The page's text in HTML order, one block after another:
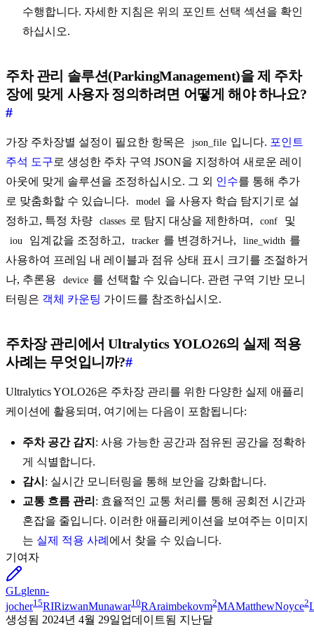
수행합니다. 자세한 지침은 위의 포인트 선택 섹션을 확인
하십시오.
주차 관리 솔루션(ParkingManagement)을 제 주차
장에 맞게 사용자 정의하려면 어떻게 해야 하나요?
#
가장 주차장별 설정이 필요한 항목은 json_file 입니다. 포인트
주석 도구로 생성한 주차 구역 JSON을 지정하여 새로운 레이
아웃에 맞게 솔루션을 조정하십시오. 그 외 인수를 통해 추가
로 맞춤화할 수 있습니다.
model 을 사용자 학습 탐지기로 설
정하고, 특정 차량
classes 로 탐지 대상을 제한하며, conf 및
iou 임계값을 조정하고, tracker 를 변경하거나, line_width 를
사용하여 프레임 내 레이블과 점유 상태 표시 크기를 조절하거
나, 추론용
device 를 선택할 수 있습니다. 관련 구역 기반 모니
터링은 객체 카운팅 가이드를 참조하십시오.
주차장 관리에서 Ultralytics YOLO26의 실제 적용
사례는 무엇입니까?#
Ultralytics YOLO26은 주차장 관리를 위한 다양한 실제 애플리
케이션에 활용되며, 여기에는 다음이 포함됩니다:
주차 공간 감지 : 사용 가능한 공간과 점유된 공간을 정확하
게 식별합니다.
감시 : 실시간 모니터링을 통해 보안을 강화합니다.
교통 흐름 관리 : 효율적인 교통 처리를 통해 공회전 시간과
혼잡을 줄입니다. 이러한 애플리케이션을 보여주는 이미지
는 실제 적용 사례 에서 찾을 수 있습니다.
기여자
GLglenn-
jocher15RIRizwanMunawar10RAraimbekovm2MAMatthewNoyce2
생성됨 2024년 4월 29일업데이트됨 지난달